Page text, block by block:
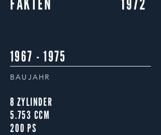
1967 - 1975
BAUJAHR
8 ZYLINDER
5.753 CCM
200 PS